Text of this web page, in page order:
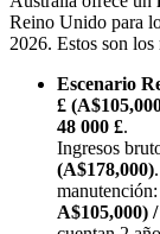
Reino Unido para
2026. Estos son los
Escenario
£
48 000 £.
Ingresos
(A$178,000)
A$105,000)